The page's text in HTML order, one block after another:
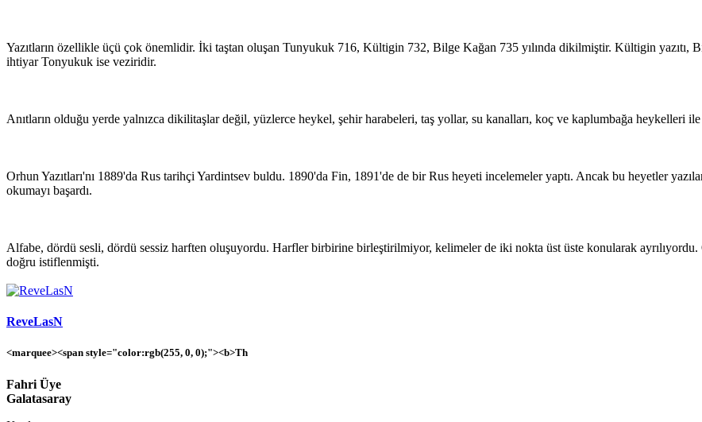
Yazıtların özellikle üçü çok önemlidir. İki taştan oluşan Tunyukuk 716, Kültigin 732, Bilge Kağan 735 yılında dikilmiştir. Kültigin yazıtı,
ihtiyar Tonyukuk ise veziridir.
Anıtların olduğu yerde yalnızca dikilitaşlar değil, yüzlerce heykel, şehir harabeleri, taş yollar, su kanalları, koç ve kaplumbağa heykelleri ile
Orhun Yazıtları'nı 1889'da Rus tarihçi Yardintsev buldu. 1890'da Fin, 1891'de de bir Rus heyeti incelemeler yaptı. Ancak bu heyetler
okumayı başardı.
Alfabe, dördü sesli, dördü sessiz harften oluşuyordu. Harfler birbirine birleştirilmiyor, kelimeler de iki nokta üst üste konularak ayrılıyordu.
doğru istiflenmişti.
ReveLasN
<marquee><span style="color:rgb(255, 0, 0);"><b>Th
Fahri Üye
Galatasaray